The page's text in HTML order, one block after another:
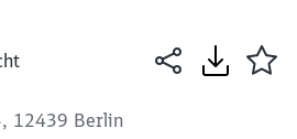
12439 Berlin